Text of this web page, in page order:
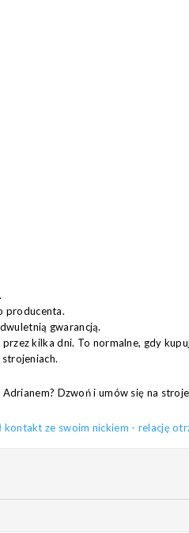
producenta.
gwarancją.
kilka dni. To normalne, gdy
Dzwoń i umów się na
ze swoim nickiem - relację